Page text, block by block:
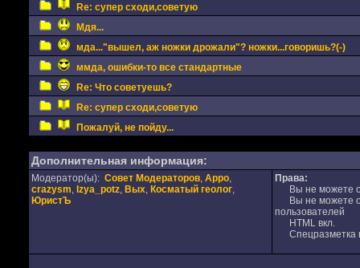
Re: супер сходи,советую
Мдя...
мда..."вышел, аж ножки дрожали"? ножки...говоришь?(-)
ммда, ошибки-то все стандартные
Re: Что советуешь?
Re: супер сходи,советую
Пожалуй, не пойду...
Дополнительная информация:
Модератор(ы): Совет Модераторов, Appo,
crazysm, Izya_potz, Вых, Косматый геолог,
ЮристЪ
Права:
Вы не можете
Вы не можете
пользователей
HTML вкл.
Спецразметка